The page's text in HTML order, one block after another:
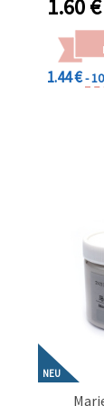
1.60€
1.44 €-
NEU